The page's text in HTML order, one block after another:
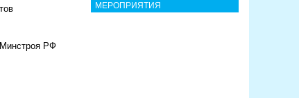
Минстроя РФ
МЕРОПРИЯТИЯ